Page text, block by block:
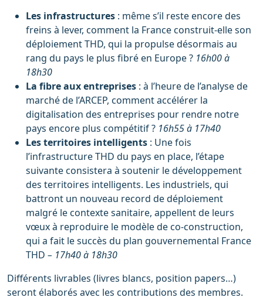
Les infrastructures : même s’il reste encore des
freins à lever, comment la France construit-elle son
déploiement THD, qui la propulse désormais au
rang du pays le plus fibré en Europe ? 16h00 à
18h30
La fibre aux entreprises : à l’heure de l’analyse de
marché de l’ARCEP, comment accélérer la
digitalisation des entreprises pour rendre notre
pays encore plus compétitif ? 16h55 à 17h40
Les territoires intelligents : Une fois
l’infrastructure THD du pays en place, l’étape
suivante consistera à soutenir le développement
des territoires intelligents. Les industriels, qui
battront un nouveau record de déploiement
malgré le contexte sanitaire, appellent de leurs
vœux à reproduire le modèle de co-construction,
qui a fait le succès du plan gouvernemental France
THD – 17h40 à 18h30
Différents livrables (livres blancs, position papers…)
seront élaborés avec les contributions des membres.